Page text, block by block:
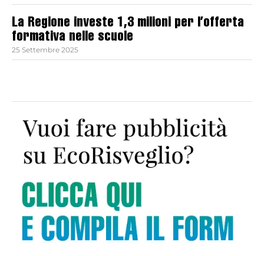
La Regione investe 1,3 milioni per l’offerta
formativa nelle scuole
25 Settembre 2025